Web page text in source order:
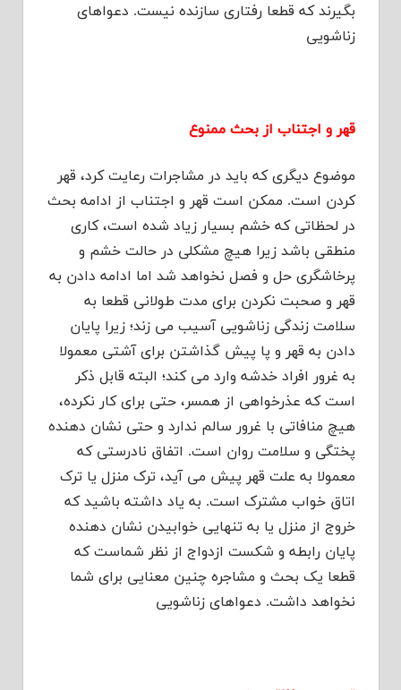
بگیرند که قطعا رفتاری سازنده نیست. دعواهای
زناشویی
قهر و اجتناب از بحث ممنوع
موضوع دیگری که باید در مشاجرات رعایت کرد، قهر
کردن است. ممکن است قهر و اجتناب از ادامه بحث
در لحظاتی که خشم بسیار زیاد شده است، کاری
منطقی باشد زیرا هیچ مشکلی در حالت خشم و
پرخاشگری حل و فصل نخواهد شد اما ادامه دادن به
قهر و صحبت نکردن برای مدت طولانی قطعا به
سلامت زندگی زناشویی آسیب می زند؛ زیرا پایان
دادن به قهر و پا پیش گذاشتن برای آشتی معمولا
به غرور افراد خدشه وارد می کند؛ البته قابل ذکر
است که عذرخواهی از همسر، حتی برای کار نکرده،
هیچ منافاتی با غرور سالم ندارد و حتی نشان دهنده
پختگی و سلامت روان است. اتفاق نادرستی که
معمولا به علت قهر پیش می آید، ترک منزل یا ترک
اتاق خواب مشترک است. به یاد داشته باشید که
خروج از منزل یا به تنهایی خوابیدن نشان دهنده
پایان رابطه و شکست ازدواج از نظر شماست که
قطعا یک بحث و مشاجره چنین معنایی برای شما
نخواهد داشت. دعواهای زناشویی